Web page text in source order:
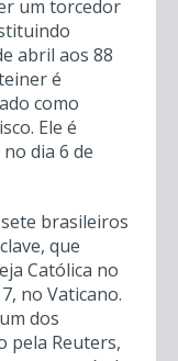
um torcedor
abril aos 88
é
como
Ele é
dia 6 de
brasileiros
que
Católica no
no Vaticano.
dos
pela Reuters,